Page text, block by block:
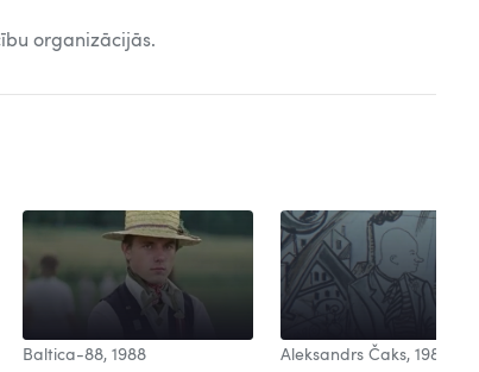
organizācijās.
Baltica-88, 1988 Aleksandrs Čaks, 1988